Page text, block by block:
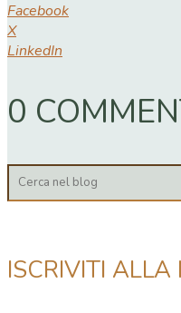
Facebook
X
LinkedIn
0
Cerca:
ISCRIVITI ALLA